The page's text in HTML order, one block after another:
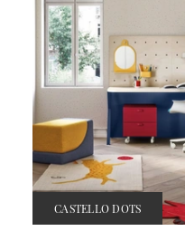
CASTELLO DOTS